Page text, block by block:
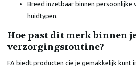
Breed inzetbaar binnen persoonlijke
huidtypen.
Hoe past dit merk binnen
verzorgingsroutine?
FA biedt producten die je gemakkelijk kunt